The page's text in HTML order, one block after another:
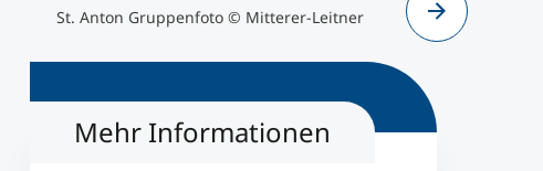
St. Anton Gruppenfoto © Mitterer-Leitner St. Anton
Mehr Informationen